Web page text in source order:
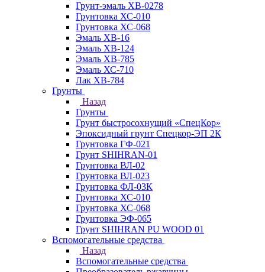
Грунт-эмаль ХВ-0278
Грунтовка ХС-010
Грунтовка ХС-068
Эмаль ХВ-16
Эмаль ХВ-124
Эмаль ХВ-785
Эмаль ХС-710
Лак ХВ-784
Грунты
Назад
Грунты
Грунт быстросохнущий «СпецКор»
Эпоксидный грунт Спецкор-ЭП 2К
Грунтовка ГФ-021
Грунт SHIHRAN-01
Грунтовка ВЛ-02
Грунтовка ВЛ-023
Грунтовка ФЛ-03К
Грунтовка ХС-010
Грунтовка ХС-068
Грунтовка ЭФ-065
Грунт SHIHRAN PU WOOD 01
Вспомогательные средства
Назад
Вспомогательные средства